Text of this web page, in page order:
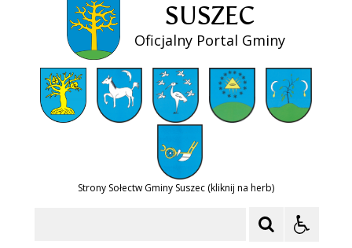
SUSZEC
Oficjalny Portal Gminy
Strony Sołectw Gminy Suszec (kliknij na herb)